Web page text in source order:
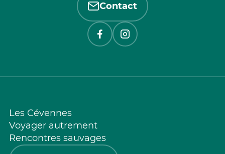
Contact
Les Cévennes
Voyager autrement
Rencontres sauvages